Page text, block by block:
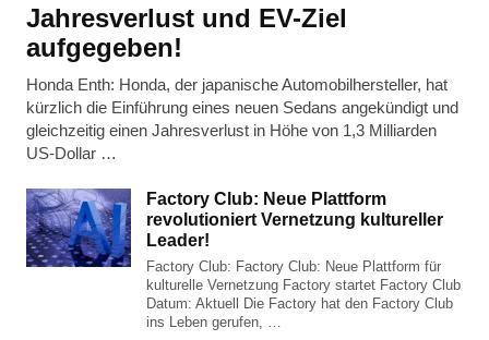
Jahresverlust und EV-Ziel
aufgegeben!
Honda Enth: Honda, der japanische Automobilhersteller, hat
kürzlich die Einführung eines neuen Sedans angekündigt und
gleichzeitig einen Jahresverlust in Höhe von 1,3 Milliarden
US-Dollar …
Factory Club: Neue Plattform
revolutioniert Vernetzung kultureller
Leader!
Factory Club: Factory Club: Neue Plattform für
kulturelle Vernetzung Factory startet Factory Club
Datum: Aktuell Die Factory hat den Factory Club
ins Leben gerufen, …